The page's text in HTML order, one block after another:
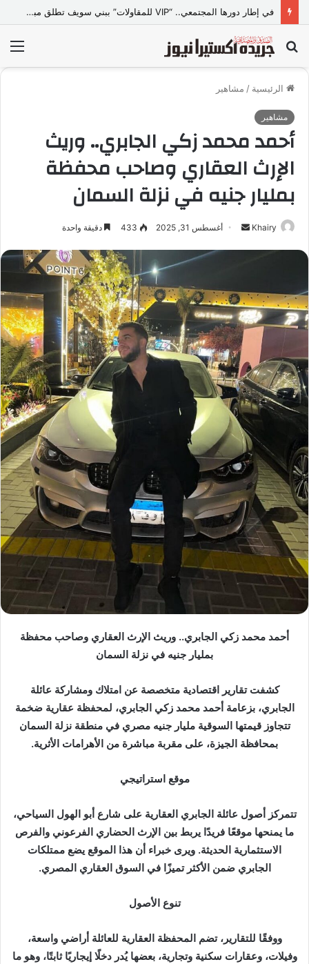
القيادة الأخلاقية والإدارية… حجر الأساس لبناء جامعات المستقبل
بحث
عن
الرئيسية / مشاهير
مشاهير
أحمد محمد زكي الجابري.. وريث
الإرث العقاري وصاحب محفظة
بمليار جنيه في نزلة السمان
Khairy
ب
ر
ي
د
ا
إ
ل
ك
ت
ر
و
ن
ي
ا
أغسطس 31, 2025 433 دقيقة واحدة
أحمد محمد زكي الجابري.. وريث الإرث العقاري وصاحب محفظة
بمليار جنيه في نزلة السمان
كشفت تقارير اقتصادية متخصصة عن امتلاك ومشاركة عائلة
الجابري، بزعامة أحمد محمد زكي الجابري، لمحفظة عقارية ضخمة
تتجاوز قيمتها السوقية مليار جنيه مصري في منطقة نزلة السمان
بمحافظة الجيزة، على مقربة مباشرة من الأهرامات الأثرية.
موقع استراتيجي
تتمركز أصول عائلة الجابري العقارية على شارع أبو الهول السياحي،
ما يمنحها موقعًا فريدًا يربط بين الإرث الحضاري الفرعوني والفرص
الاستثمارية الحديثة. ويرى خبراء أن هذا الموقع يضع ممتلكات
الجابري ضمن الأكثر تميزًا في السوق العقاري المصري.
تنوع الأصول
ووفقًا للتقارير، تضم المحفظة العقارية للعائلة أراضي واسعة،
وفيلات، وعقارات سكنية وتجارية، بعضها يُدر دخلًا إيجاريًا ثابتًا، وهو ما